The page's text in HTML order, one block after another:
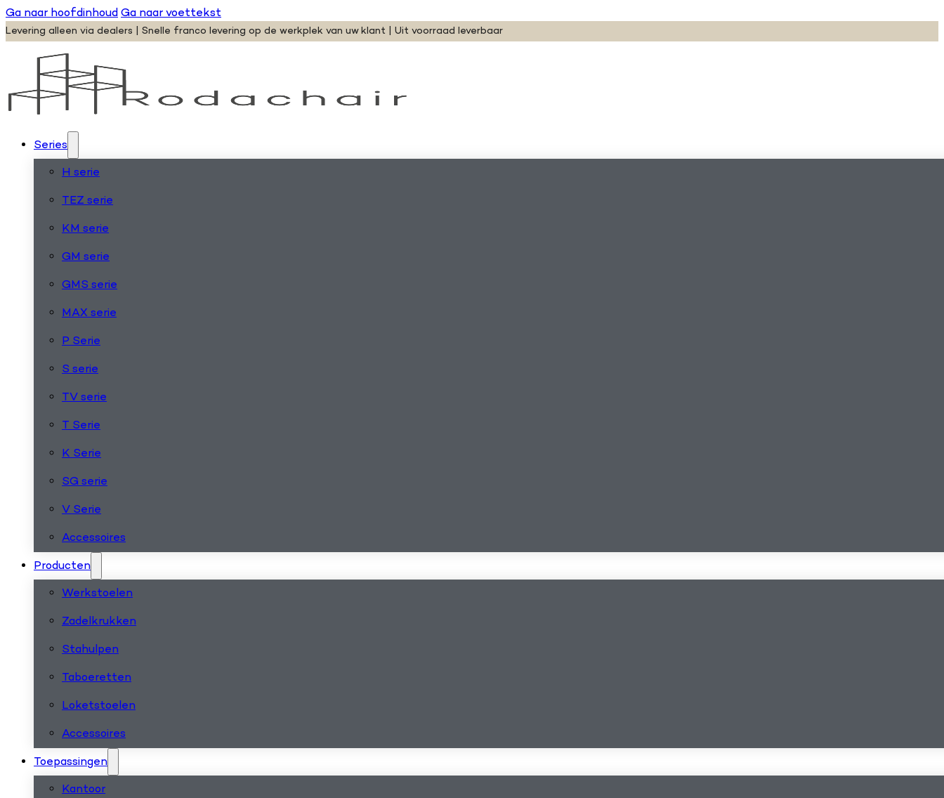
Ga naar hoofdinhoudGa naar voettekst
Levering alleen via dealers | Snelle franco levering op de werkplek van uw klant | Uit voorraad leverbaar
Series
H serie
TEZ serie
KM serie
GM serie
GMS serie
MAX serie
P Serie
S serie
TV serie
T Serie
K Serie
SG serie
V Serie
Accessoires
Producten
Werkstoelen
Zadelkrukken
Stahulpen
Taboeretten
Loketstoelen
Accessoires
Toepassingen
Kantoor